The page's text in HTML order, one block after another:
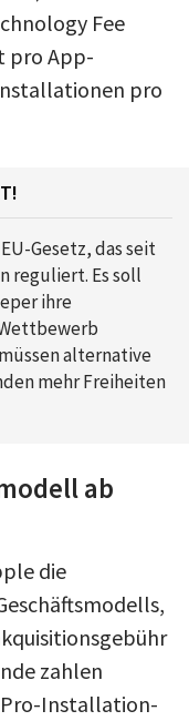
Fee
pro App-
pro
Gesetz, das seit
reguliert. Es soll
ihre
alternative
mehr Freiheiten
ab
die
zahlen
Installation-